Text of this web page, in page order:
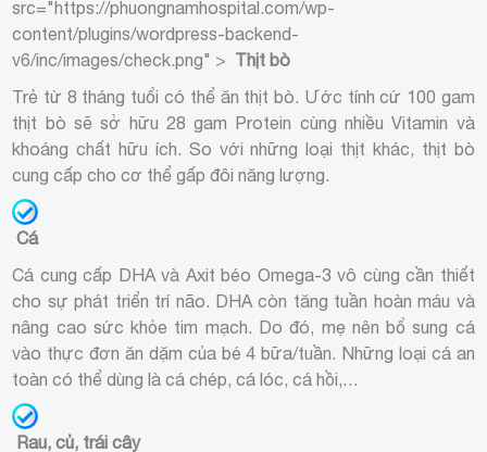
src="https://phuongnamhospital.com/wp-
content/plugins/wordpress-backend-
v6/inc/images/check.png" > Thịt bò
Trẻ từ 8 tháng tuổi có thể ăn thịt bò. Ước tính cứ 100 gam
thịt bò sẽ sở hữu 28 gam Protein cùng nhiều Vitamin và
khoáng chất hữu ích. So với những loại thịt khác, thịt bò
cung cấp cho cơ thể gấp đôi năng lượng.
Cá
Cá cung cấp DHA và Axit béo Omega-3 vô cùng cần thiết
cho sự phát triển trí não. DHA còn tăng tuần hoàn máu và
nâng cao sức khỏe tim mạch. Do đó, mẹ nên bổ sung cá
vào thực đơn ăn dặm của bé 4 bữa/tuần. Những loại cá an
toàn có thể dùng là cá chép, cá lóc, cá hồi,…
Rau, củ, trái cây